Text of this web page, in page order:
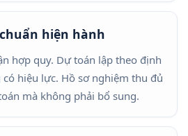
hiện hành
hợp quy. Dự toán lập theo định
hiệu lực. Hồ sơ nghiệm thu đủ
mà không phải bổ sung.